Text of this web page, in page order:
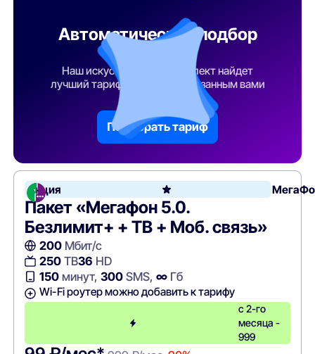
Автоматический подбор
Наш искусственный интеллект найдет
лучший тарифный план по указанным вами
Подобрать тариф
Акция
Пакет «Мегафон 5.0.
Безлимит+ + ТВ + Моб. связь»
200Мбит/с
250ТВ36 HD
150минут, 300SMS, ∞Гб
Wi-Fi роутер можно добавить к тарифу
с 2-го
месяца -
999